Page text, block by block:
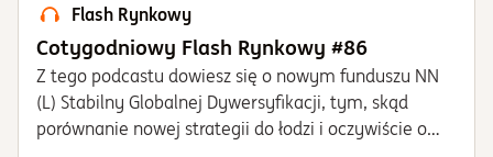
Flash Rynkowy
Cotygodniowy Flash Rynkowy #86
Z tego podcastu dowiesz się o nowym funduszu NN
(L) Stabilny Globalnej Dywersyfikacji, tym, skąd
porównanie nowej strategii do łodzi i oczywiście o